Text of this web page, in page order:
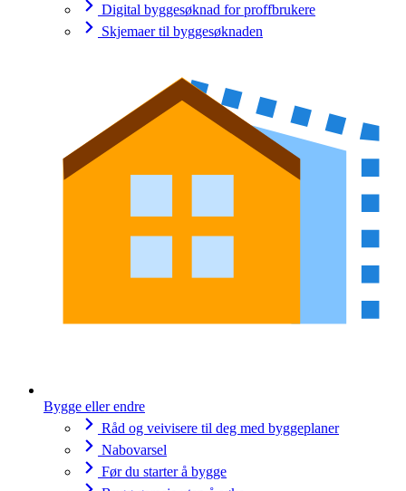
Digital byggesøknad for proffbrukere
Skjemaer til byggesøknaden
Bygge eller endre
Råd og veivisere til deg med byggeplaner
Nabovarsel
Før du starter å bygge